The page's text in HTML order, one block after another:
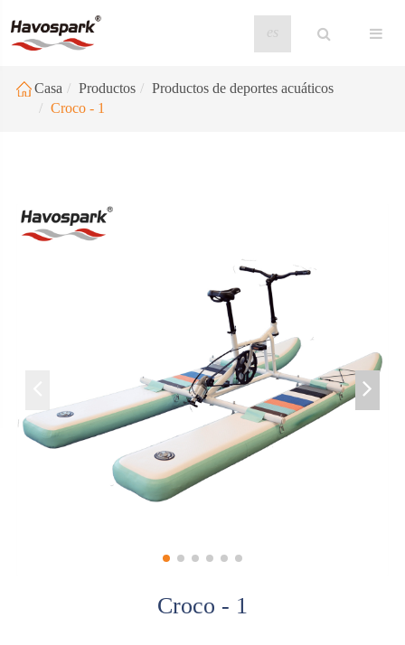
es
Casa Productos
Productos de deportes acuáticos
Croco - 1
Croco - 1